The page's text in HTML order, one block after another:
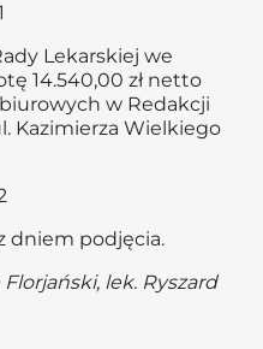
Lekarskiej we
14.540,00 zł netto
w Redakcji
Kazimierza Wielkiego
dniem podjęcia.
lek. Ryszard